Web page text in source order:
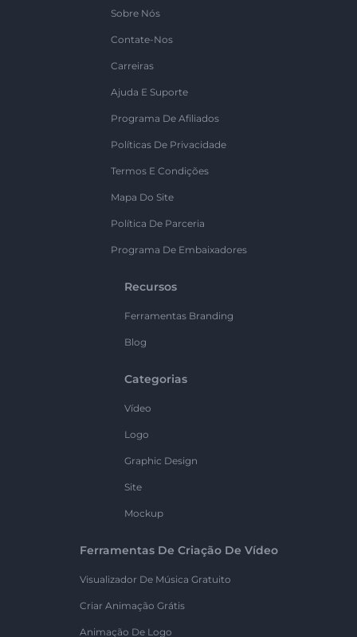
Sobre Nós
Contate-Nos
Carreiras
Ajuda E Suporte
Programa De Afiliados
Políticas De Privacidade
Termos E Condições
Mapa Do Site
Política De Parceria
Programa De Embaixadores
Recursos
Ferramentas Branding
Blog
Categorias
Vídeo
Logo
Graphic Design
Site
Mockup
Ferramentas De Criação De Vídeo
Visualizador De Música Gratuito
Criar Animação Grátis
Animação De Logo